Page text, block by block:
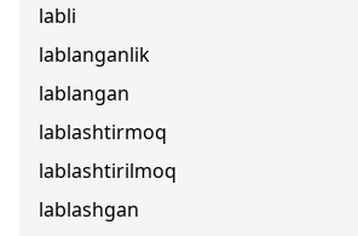
labli
lablanganlik
lablangan
lablashtirmoq
lablashtirilmoq
lablashgan